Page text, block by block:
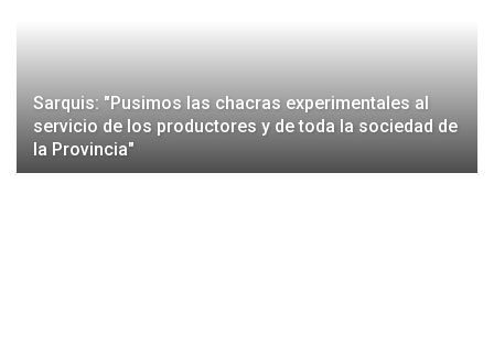
Sarquis: "Pusimos las chacras experimentales al
servicio de los productores y de toda la sociedad de
la Provincia"